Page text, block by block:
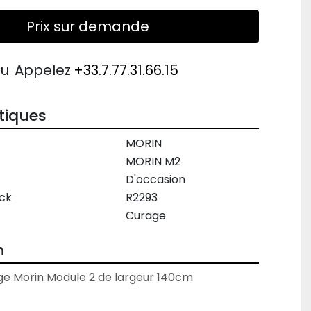
Prix sur demande
Appelez +33.7.77.31.66.15
MORIN
MORIN M2
D'occasion
R2293
Curage
Morin Module 2 de largeur 140cm